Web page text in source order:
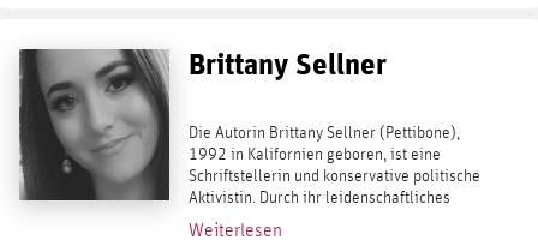
Brittany Sellner
Die Autorin Brittany Sellner (Pettibone),
1992 in Kalifornien geboren, ist eine
Schriftstellerin und konservative politische
Aktivistin. Durch ihr leidenschaftliches
Interesse an politischen Fragen fand sie
2016 zur politischen Szene. Seither hat...
Weiterlesen